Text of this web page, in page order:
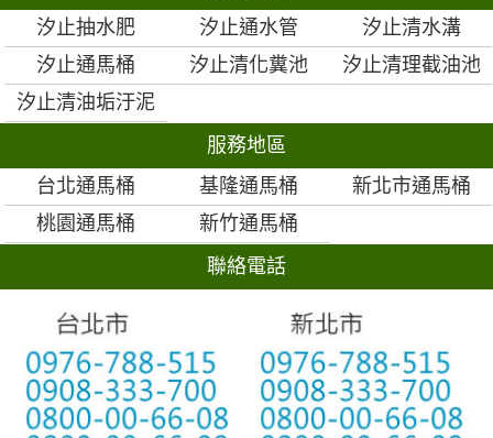
汐止抽水肥
汐止通水管
汐止清水溝
汐止通馬桶
汐止清化糞池
汐止清理截油池
汐止清油垢汙泥
服務地區
台北通馬桶
基隆通馬桶
新北市通馬桶
桃園通馬桶
新竹通馬桶
聯絡電話